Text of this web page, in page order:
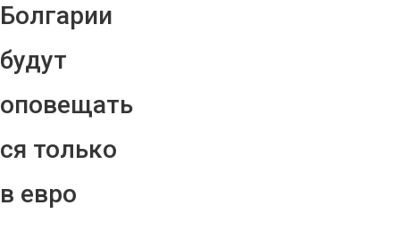
Болгарии
будут
оповещать
ся только
в евро